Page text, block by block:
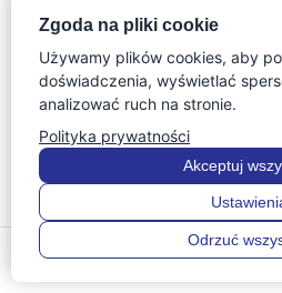
Drewniany rozkładany
0
Zgoda na pliki cookie
Używamy plików cookies, aby
doświadczenia, wyświetlać
analizować ruch na stronie.
Polityka prywatności
Odrzuć
Akceptuj